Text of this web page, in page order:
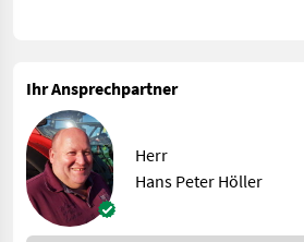
Ihr Ansprechpartner
Herr
Hans Peter Höller